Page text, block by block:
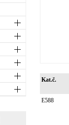
Kat.č.
E588